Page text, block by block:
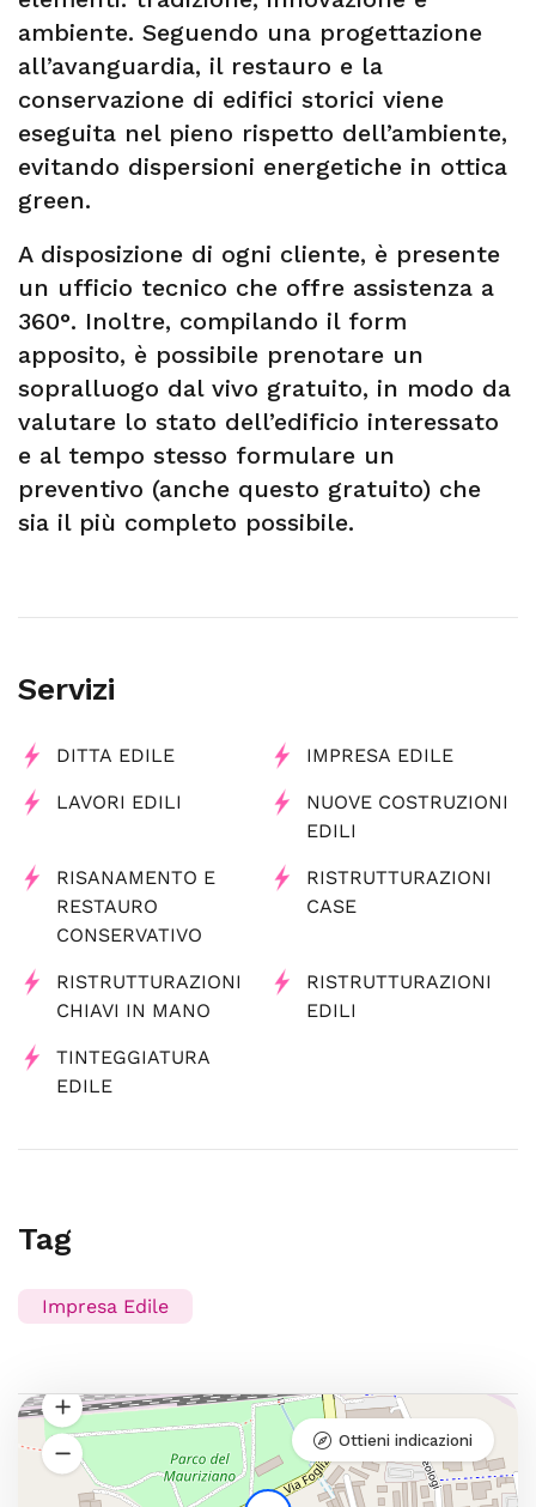
ambiente. Seguendo una progettazione
all’avanguardia, il restauro e la
conservazione di edifici storici viene
eseguita nel pieno rispetto dell’ambiente,
evitando dispersioni energetiche in ottica
green.
A disposizione di ogni cliente, è presente
un ufficio tecnico che offre assistenza a
360°. Inoltre, compilando il form
apposito, è possibile prenotare un
sopralluogo dal vivo gratuito, in modo da
valutare lo stato dell’edificio interessato
e al tempo stesso formulare un
preventivo (anche questo gratuito) che
sia il più completo possibile.
Servizi
DITTA EDILE IMPRESA EDILE
LAVORI EDILI
NUOVE COSTRUZIONI
EDILI
RISANAMENTO E
RESTAURO
CONSERVATIVO
RISTRUTTURAZIONI
CASE
RISTRUTTURAZIONI
CHIAVI IN MANO
RISTRUTTURAZIONI
EDILI
TINTEGGIATURA
EDILE
Tag
Impresa Edile
Ottieni indicazioni